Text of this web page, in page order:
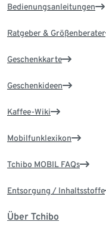
Bedienungsanleitungen
Ratgeber & Größenberater
Geschenkkarte
Geschenkideen
Kaffee-Wiki
Mobilfunklexikon
Tchibo MOBIL FAQs
Entsorgung / Inhaltsstoffe
Über Tchibo